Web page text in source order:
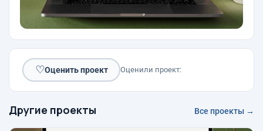
♡Оценить проект Оценили проект:
Другие проекты Все проекты →